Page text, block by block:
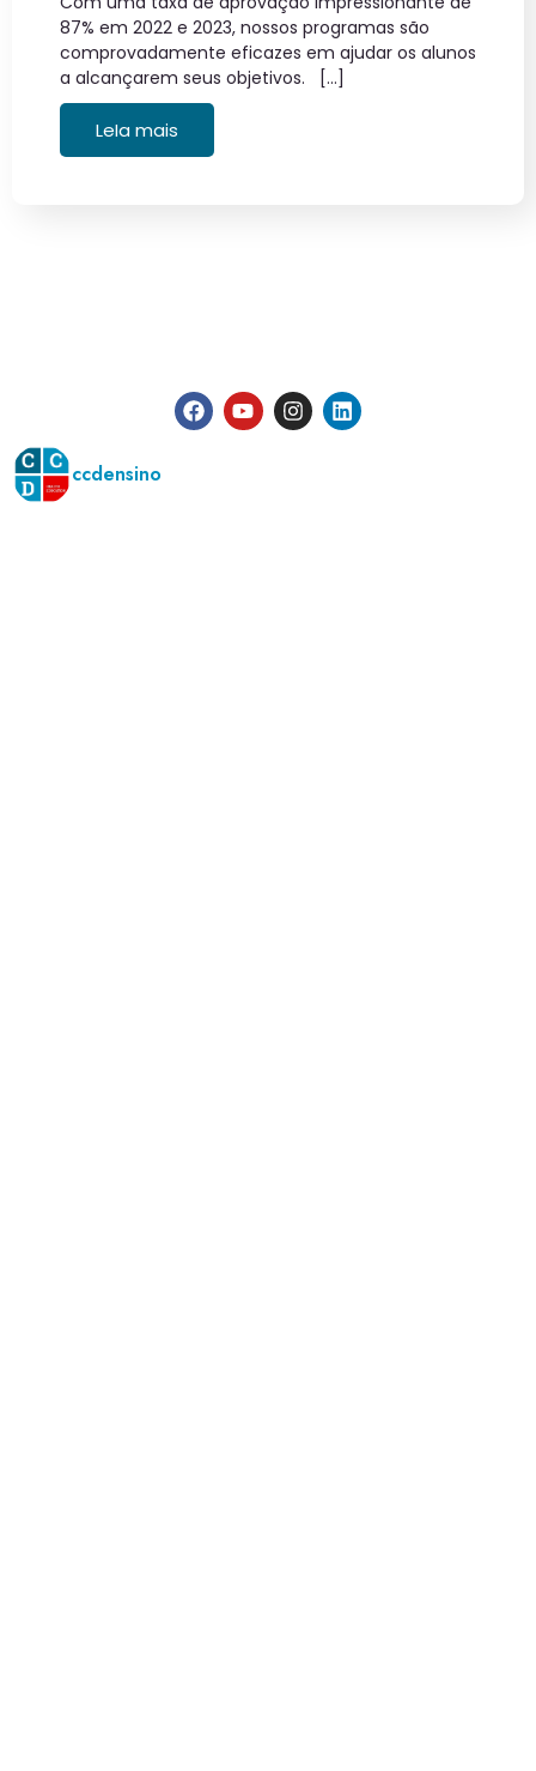
87% em 2022 e 2023, nossos programas são
comprovadamente eficazes em ajudar os alunos
a alcançarem seus objetivos. […]
LeIa mais
ccdensino